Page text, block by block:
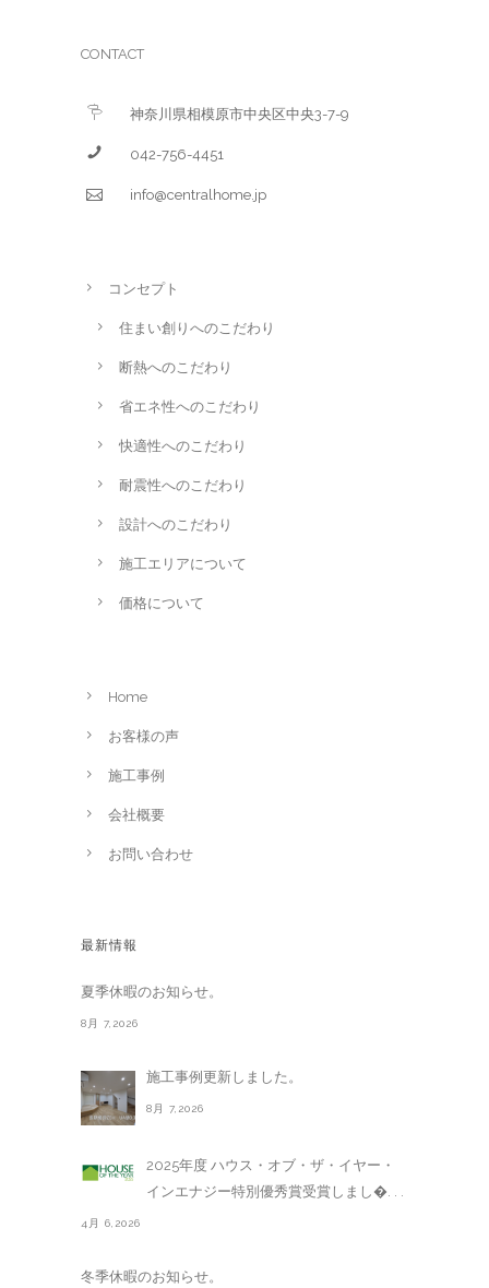
CONTACT
神奈川県相模原市中央区中央3-7-9
042-756-4451
info@centralhome.jp
コンセプト
住まい創りへのこだわり
断熱へのこだわり
省エネ性へのこだわり
快適性へのこだわり
耐震性へのこだわり
設計へのこだわり
施工エリアについて
価格について
Home
お客様の声
施工事例
会社概要
お問い合わせ
最新情報
夏季休暇のお知らせ。
8月 7,2026
施工事例更新しました。
8月 7,2026
2025年度 ハウス・オブ・ザ・イヤー・
インエナジー特別優秀賞受賞しまし�. . .
4月 6,2026
冬季休暇のお知らせ。